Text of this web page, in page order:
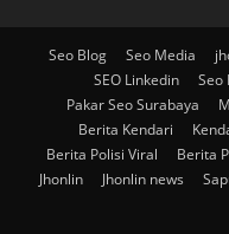
Seo Blog Seo Media
SEO Linkedin
Seo
Pakar Seo Surabaya
Berita Kendari
Berita Polisi Viral
Berita
Jhonlin
Jhonlin news